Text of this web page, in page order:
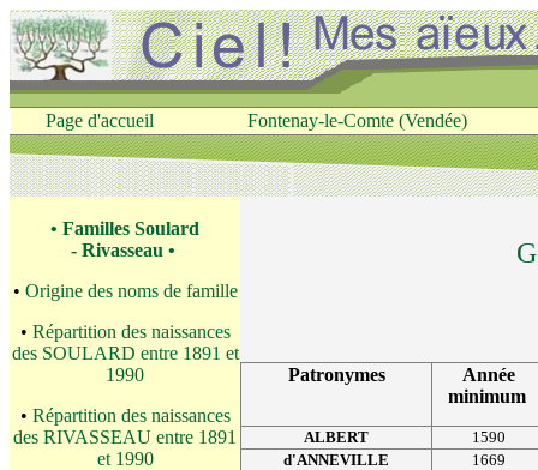
Page d'accueil Fontenay-le-Comte (Vendée)
• Familles Soulard
- Rivasseau •
• Origine des noms de famille
• Répartition des naissances
des SOULARD entre 1891 et
1990
• Répartition des naissances
des RIVASSEAU entre 1891
et 1990
Patronymes
Année
minimum
ALBERT
1590
d'ANNEVILLE
1669